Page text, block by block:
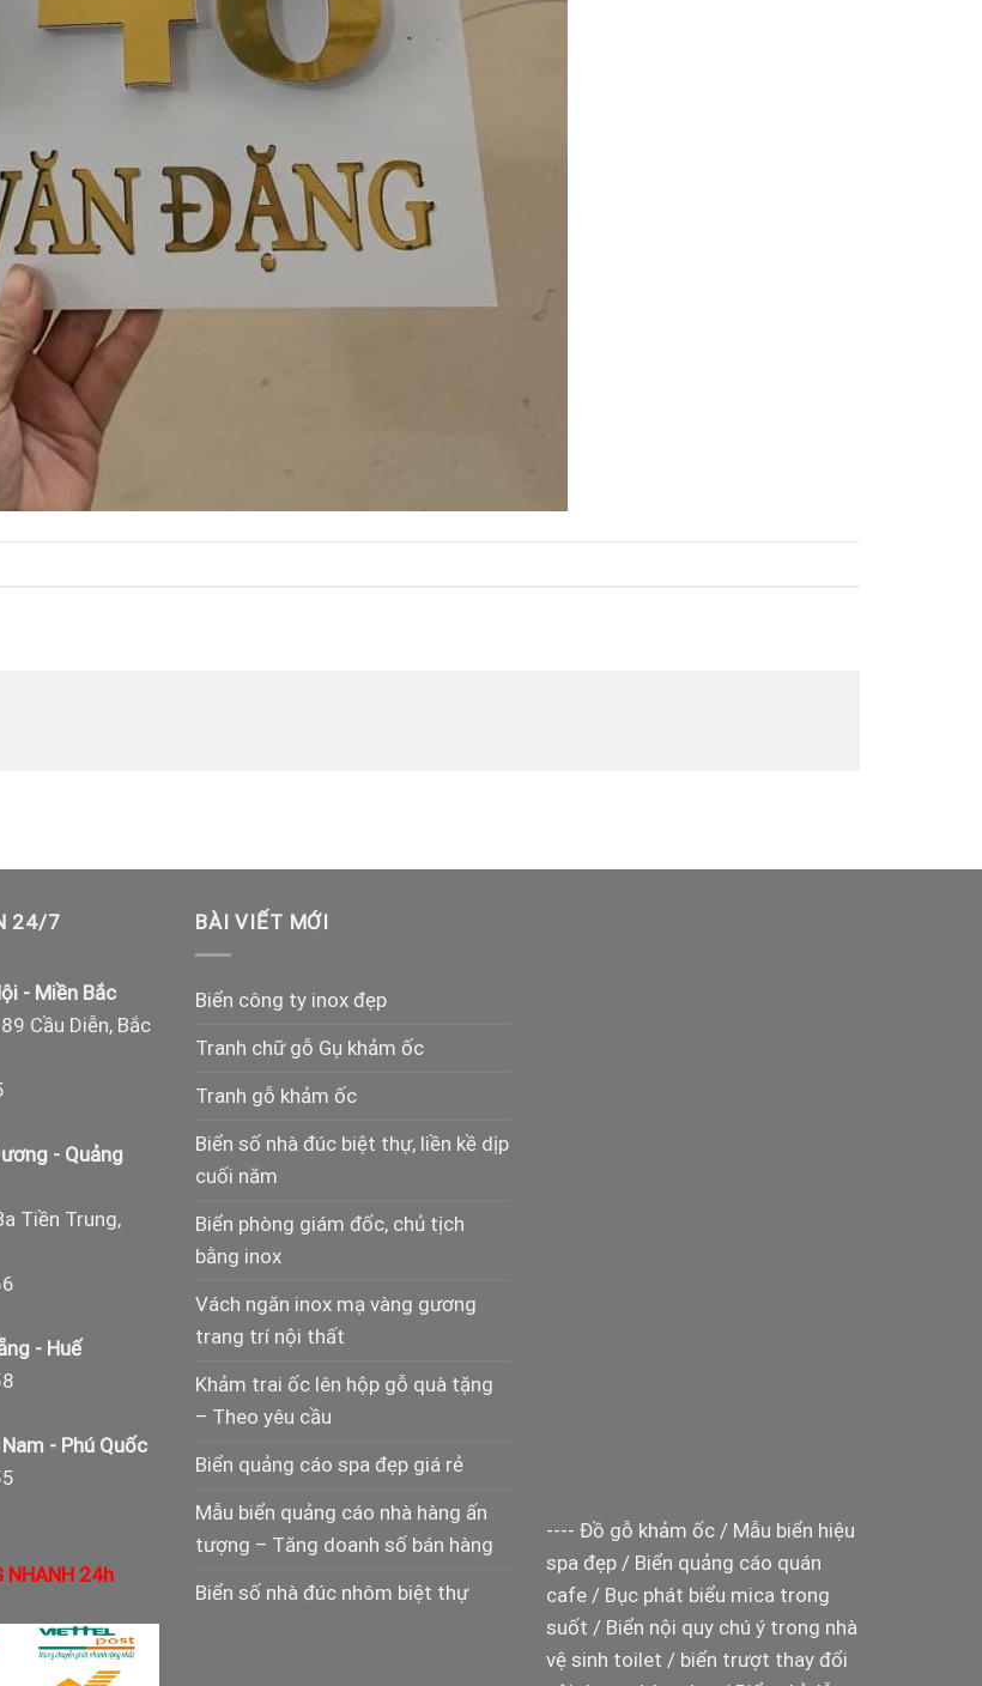
24/7
- Miền Bắc
Cầu Diễn, Bắc
- Quảng
Tiền Trung,
- Huế
- Phú Quốc
NHANH 24h
BÀI VIẾT MỚI
Biển công ty inox đẹp
Tranh chữ gỗ Gụ khảm ốc
Tranh gỗ khảm ốc
Biển số nhà đúc biệt thự, liền kề dịp
cuối năm
Biển phòng giám đốc, chủ tịch
bằng inox
Vách ngăn inox mạ vàng gương
trang trí nội thất
Khảm trai ốc lên hộp gỗ quà tặng
– Theo yêu cầu
Biển quảng cáo spa đẹp giá rẻ
Mẫu biển quảng cáo nhà hàng ấn
tượng – Tăng doanh số bán hàng
Biển số nhà đúc nhôm biệt thự
---- Đồ gỗ khảm ốc/ Mẫu biển hiệu
spa đẹp/ Biển quảng cáo quán
cafe/ Bục phát biểu mica trong
suốt / Biển nội quy chú ý trong nhà
vệ sinh toilet / biển trượt thay đổi